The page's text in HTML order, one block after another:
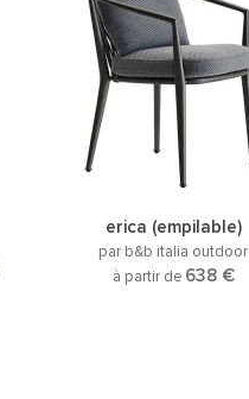
erica (empilable)
par b&b italia outdoor
à partir de 638 €